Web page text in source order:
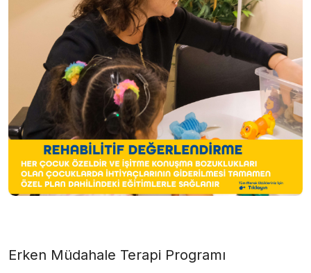
Erken Müdahale Terapi Programı